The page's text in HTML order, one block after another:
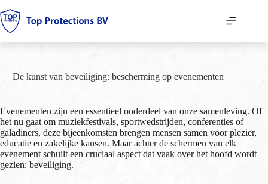
naar
de
De kunst van beveiliging: bescherming op evenementen
Evenementen zijn een essentieel onderdeel van onze samenleving. Of
het nu gaat om muziekfestivals, sportwedstrijden, conferenties of
galadiners, deze bijeenkomsten brengen mensen samen voor plezier,
educatie en zakelijke kansen. Maar achter de schermen van elk
evenement schuilt een cruciaal aspect dat vaak over het hoofd wordt
gezien: beveiliging.